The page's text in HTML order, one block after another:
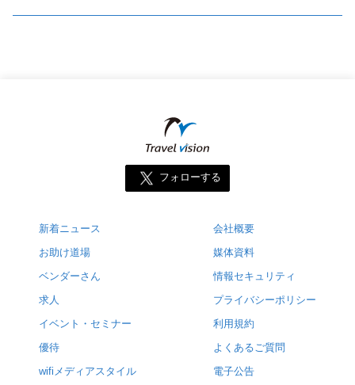
フォローする
新着ニュース
お助け道場
ベンダーさん
求人
イベント・セミナー
優待
wifiメディアスタイル
会社概要
媒体資料
情報セキュリティ
プライバシーポリシー
利用規約
よくあるご質問
電子公告